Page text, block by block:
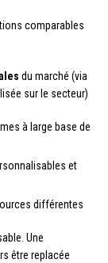
comparables
du marché (via
sur le secteur)
à large base de
et
différentes
Une
être replacée